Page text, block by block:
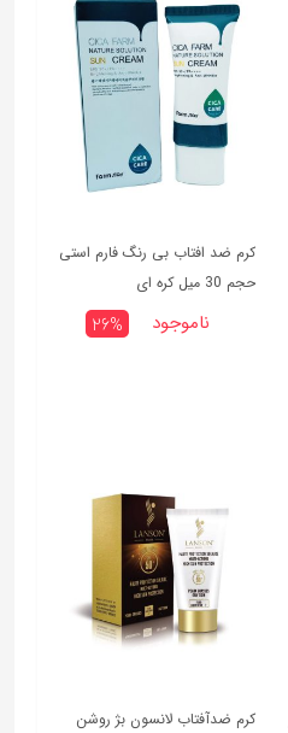
کرم ضد افتاب بی رنگ فارم استی
حجم 30 میل کره ای
26% ناموجود
کرم ضدآفتاب لانسون بژ روشن